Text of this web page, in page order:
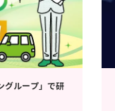
グループ」で研